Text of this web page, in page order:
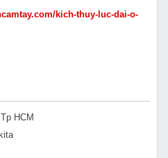
kich-thuy-luc-dai-o-
HCM